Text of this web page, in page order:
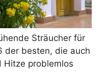
Sträucher für
der besten, die auch
Hitze problemlos